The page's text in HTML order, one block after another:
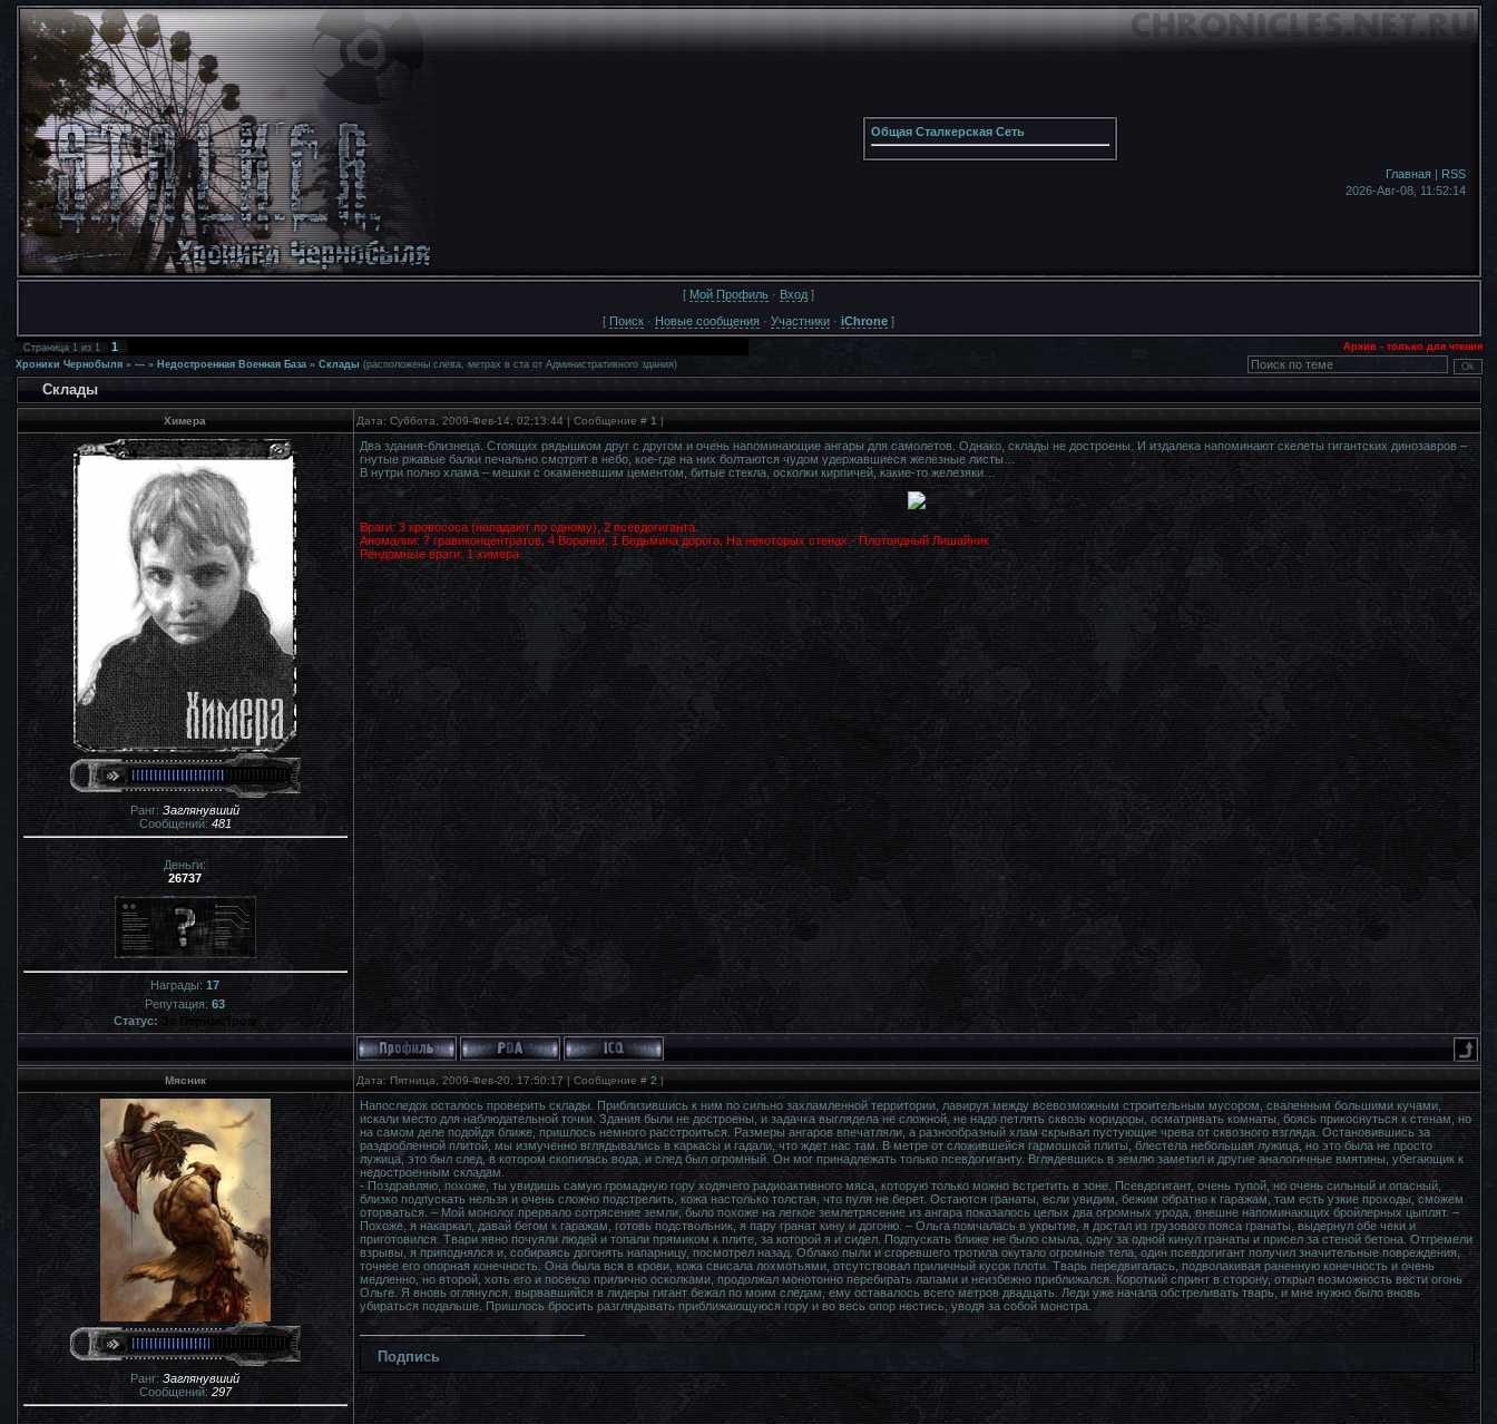
Общая Сталкерская Сеть
Главная| RSS
2026-Авг-08, 11:52:16
[ Мой Профиль · Вход ]
[ Поиск · Новые сообщения · Участники · iChrone ]
Страница1из1 1
Архив - только для чтения
Хроники Чернобыля » --- » Недостроенная Военная База » Склады (расположены слева, метрах в ста от Административного здания)
Склады
Химера Дата: Суббота, 2009-Фев-14, 02:13:44 | Сообщение # 1 |
Ранг:Заглянувший
Сообщений:481
Деньги:
26737
Награды: 17
Репутация: 63
Статус: За Периметром
Два здания-близнеца. Стоящих рядышком друг с другом и очень напоминающие ангары для самолетов. Однако, склады не достроены. И издалека напоминают скелеты гигантских динозавров –
гнутые ржавые балки печально смотрят в небо, кое-где на них болтаются чудом удержавшиеся железные листы…
В нутри полно хлама – мешки с окаменевшим цементом, битые стекла, осколки кирпичей, какие-то железяки…
Враги: 3 кровососа (нападают по одному), 2 псевдогиганта.
Аномалии: 7 гравиконцентратов, 4 Воронки. 1 Ведьмина дорога, На некоторых стенах - Плотоядный Лишайник
Рендомные враги: 1 химера
Мясник Дата: Пятница, 2009-Фев-20, 17:50:17 | Сообщение # 2 |
Ранг:Заглянувший
Сообщений: 297
Напоследок осталось проверить склады. Приблизившись к ним по сильно захламленной территории, лавируя между всевозможным строительным мусором, сваленным большими кучами,
искали место для наблюдательной точки. Здания были не достроены, и задачка выглядела не сложной, не надо петлять сквозь коридоры, осматривать комнаты, боясь прикоснуться к стенам, но
на самом деле подойдя ближе, пришлось немного расстроиться. Размеры ангаров впечатляли, а разнообразный хлам скрывал пустующие чрева от сквозного взгляда. Остановившись за
раздробленной плитой, мы измученно вглядывались в каркасы и гадали, что ждет нас там. В метре от сложившейся гармошкой плиты, блестела небольшая лужица, но это была не просто
лужица, это был след, в котором скопилась вода, и след был огромный. Он мог принадлежать только псевдогиганту. Вглядевшись в землю заметил и другие аналогичные вмятины, убегающик к
недостроенным складам.
- Поздравляю, похоже, ты увидишь самую громадную гору ходячего радиоактивного мяса, которую только можно встретить в зоне. Псевдогигант, очень тупой, но очень сильный и опасный,
близко подпускать нельзя и очень сложно подстрелить, кожа настолько толстая, что пуля не берет. Остаются гранаты, если увидим, бежим обратно к гаражам, там есть узкие проходы, сможем
оторваться. – Мой монолог прервало сотрясение земли, было похоже на легкое землетрясение из ангара показалось целых два огромных урода, внешне напоминающих бройлерных цыплят. –
Похоже, я накаркал, давай бегом к гаражам, готовь подствольник, я пару гранат кину и догоню. – Ольга помчалась в укрытие, я достал из грузового пояса гранаты, выдернул обе чеки и
приготовился. Твари явно почуяли людей и топали прямиком к плите, за которой я и сидел. Подпускать ближе не было смыла, одну за одной кинул гранаты и присел за стеной бетона. Отгремели
взрывы, я приподнялся и, собираясь догонять напарницу, посмотрел назад. Облако пыли и сгоревшего тротила окутало огромные тела, один псевдогигант получил значительные повреждения,
точнее его опорная конечность. Она была вся в крови, кожа свисала лохмотьями, отсутствовал приличный кусок плоти. Тварь передвигалась, подволакивая раненную конечность и очень
медленно, но второй, хоть его и посекло прилично осколками, продолжал монотонно перебирать лапами и неизбежно приближался. Короткий спринт в сторону, открыл возможность вести огонь
Ольге. Я вновь оглянулся, вырвавшийся в лидеры гигант бежал по моим следам, ему оставалось всего метров двадцать. Леди уже начала обстреливать тварь, и мне нужно было вновь
убираться подальше. Пришлось бросить разглядывать приближающуюся гору и во весь опор нестись, уводя за собой монстра.
Подпись